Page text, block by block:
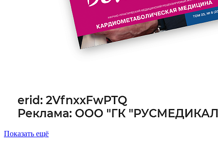
Показать ещё